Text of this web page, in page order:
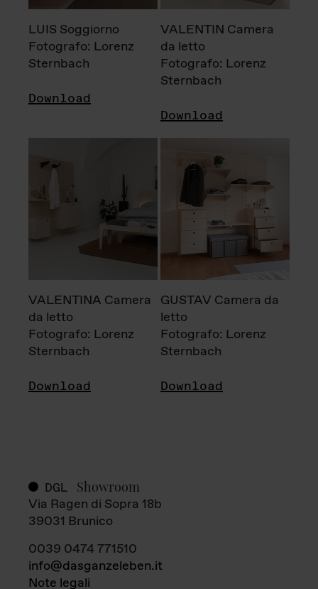
LUIS Soggiorno
Fotografo: Lorenz
Sternbach
Download
VALENTIN Camera
da letto
Fotografo: Lorenz
Sternbach
Download
VALENTINA Camera
da letto
Fotografo: Lorenz
Sternbach
Download
GUSTAV Camera da
letto
Fotografo: Lorenz
Sternbach
Download
DGL Showroom
Via Ragen di Sopra 18b
39031 Brunico
0039 0474 771510
info@dasganzeleben.it
Note legali